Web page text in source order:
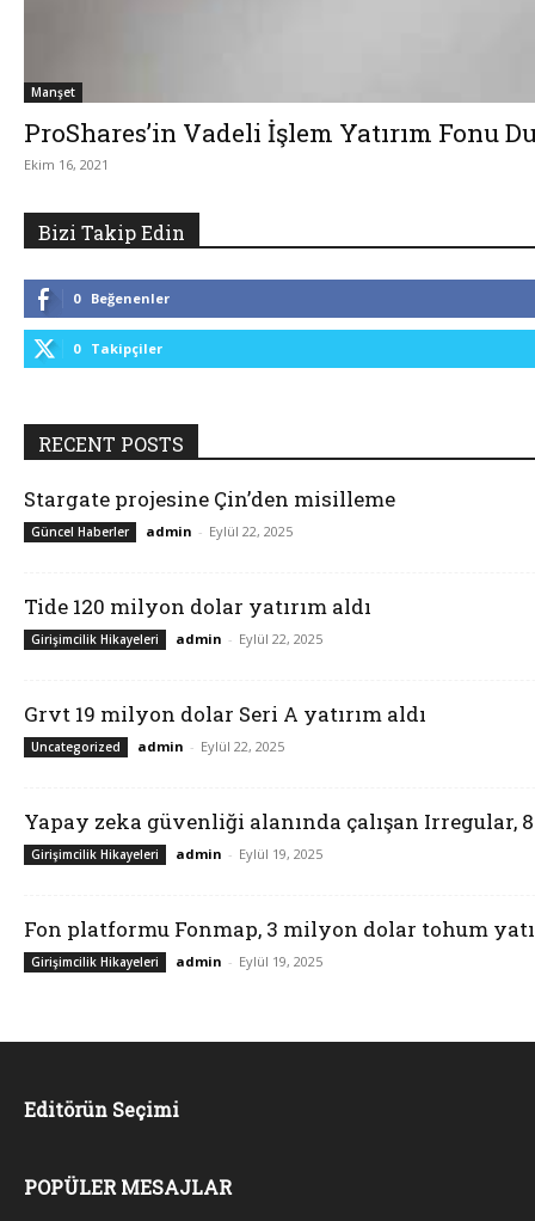
Manşet
ProShares’in Vadeli İşlem Yatırım Fonu
Ekim 16, 2021
Bizi Takip Edin
0 Beğenenler
0 Takipçiler
RECENT POSTS
Stargate projesine Çin’den misilleme
Güncel Haberler admin - Eylül 22, 2025
Tide 120 milyon dolar yatırım aldı
Girişimcilik Hikayeleri admin - Eylül 22, 2025
Grvt 19 milyon dolar Seri A yatırım aldı
Uncategorized admin - Eylül 22, 2025
Yapay zeka güvenliği alanında çalışan Irregular,
Girişimcilik Hikayeleri admin - Eylül 19, 2025
Fon platformu Fonmap, 3 milyon dolar tohum
Girişimcilik Hikayeleri admin - Eylül 19, 2025
Editörün Seçimi
POPÜLER MESAJLAR